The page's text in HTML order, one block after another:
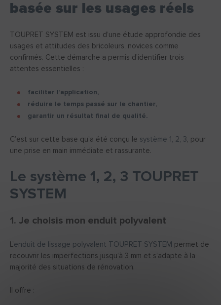
basée sur les usages réels
TOUPRET SYSTEM est issu d’une étude approfondie des
usages et attitudes des bricoleurs, novices comme
confirmés. Cette démarche a permis d’identifier trois
attentes essentielles :
faciliter l’application,
réduire le temps passé sur le chantier,
garantir un résultat final de qualité.
C’est sur cette base qu’a été conçu le système 1, 2, 3 , pour
une prise en main immédiate et rassurante.
Le système 1, 2, 3 TOUPRET
SYSTEM
1. Je choisis mon enduit polyvalent
L’enduit de lissage polyvalent TOUPRET SYSTEM permet de
recouvrir les imperfections jusqu’à 3 mm et s’adapte à la
majorité des situations de rénovation.
Il offre :